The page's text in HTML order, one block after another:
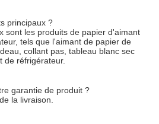
principaux ?
sont les produits de papier d'aimant
tels que l'aimant de papier de
collant pas, tableau blanc sec
de réfrigérateur.
garantie de produit ?
la livraison.